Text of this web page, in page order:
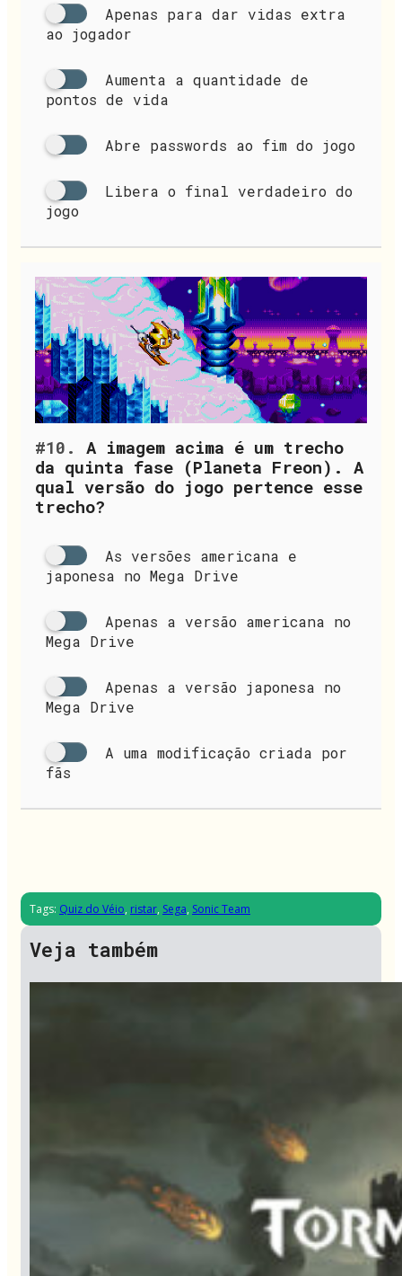
Apenas para dar vidas extra
ao jogador
Aumenta a quantidade de
pontos de vida
Abre passwords ao fim do jogo
Libera o final verdadeiro do
jogo
#10. A imagem acima é um trecho
da quinta fase (Planeta Freon). A
qual versão do jogo pertence esse
trecho?
As versões americana e
japonesa no Mega Drive
Apenas a versão americana no
Mega Drive
Apenas a versão japonesa no
Mega Drive
A uma modificação criada por
fãs
Tags: Quiz do Véio, ristar, Sega, Sonic Team
Veja também